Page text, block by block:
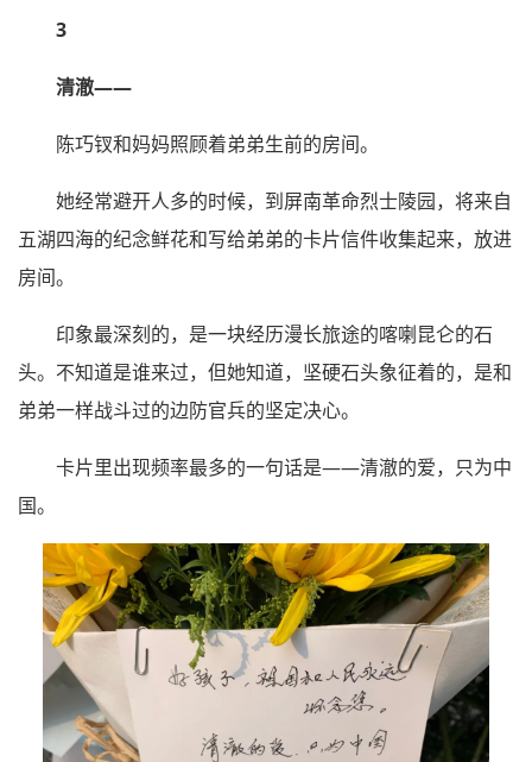
3
清澈——
陈巧钗和妈妈照顾着弟弟生前的房间。
她经常避开人多的时候，到屏南革命烈士陵园，将来自
五湖四海的纪念鲜花和写给弟弟的卡片信件收集起来，放进
房间。
印象最深刻的，是一块经历漫长旅途的喀喇昆仑的石
头。不知道是谁来过，但她知道，坚硬石头象征着的，是和
弟弟一样战斗过的边防官兵的坚定决心。
卡片里出现频率最多的一句话是——清澈的爱，只为中
国。